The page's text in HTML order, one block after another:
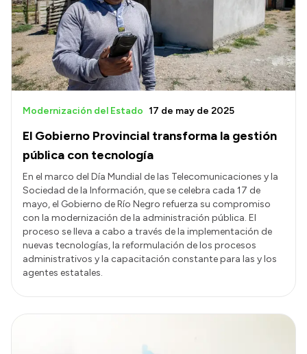
Transparencia
Presupuesto
Boletín Oficial
Compras y licitaciones
Consulta de expedientes
Convocatorias
Intranet
Login
El Gobierno Provincial transforma la gestión
pública con tecnología
Modernización del Estado 17 de may de 2025
En el marco del Día Mundial de las Telecomunicaciones y la
Sociedad de la Información, que se celebra cada 17 de
mayo, el Gobierno de Río Negro refuerza su compromiso
con la modernización de la administración pública. El
proceso se lleva a cabo a través de la implementación de
nuevas tecnologías, la reformulación de los procesos
administrativos y la capacitación constante para las y los
agentes estatales.